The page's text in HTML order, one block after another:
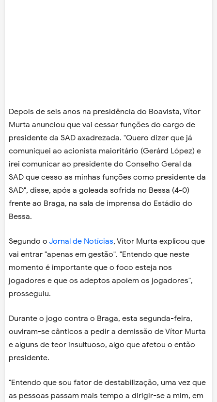
Depois de seis anos na presidência do Boavista, Vítor
Murta anunciou que vai cessar funções do cargo de
presidente da SAD axadrezada. "Quero dizer que já
comuniquei ao acionista maioritário (Gerárd López) e
irei comunicar ao presidente do Conselho Geral da
SAD que cesso as minhas funções como presidente da
SAD", disse, após a goleada sofrida no Bessa (4-0)
frente ao Braga, na sala de imprensa do Estádio do
Bessa.
Segundo o Jornal de Notícias, Vítor Murta explicou que
vai entrar "apenas em gestão". "Entendo que neste
momento é importante que o foco esteja nos
jogadores e que os adeptos apoiem os jogadores",
prosseguiu.
Durante o jogo contra o Braga, esta segunda-feira,
ouviram-se cânticos a pedir a demissão de Vítor Murta
e alguns de teor insultuoso, algo que afetou o então
presidente.
"Entendo que sou fator de destabilização, uma vez que
as pessoas passam mais tempo a dirigir-se a mim, em